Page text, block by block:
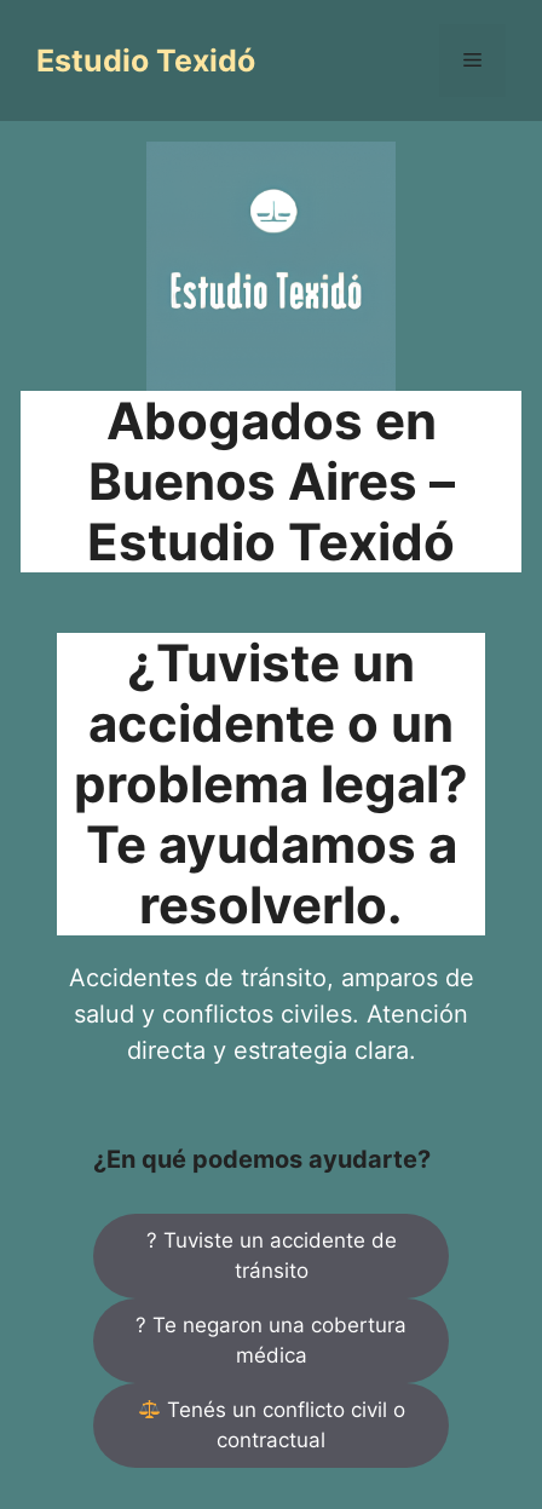
contenido
Estudio Texidó Menú
Abogados en
Buenos Aires –
Estudio Texidó
¿Tuviste un
accidente o un
problema legal?
Te ayudamos a
resolverlo.
Accidentes de tránsito, amparos de
salud y conflictos civiles. Atención
directa y estrategia clara.
¿En qué podemos ayudarte?
? Tuviste un accidente de
tránsito
? Te negaron una cobertura
médica
Tenés un conflicto civil o
contractual